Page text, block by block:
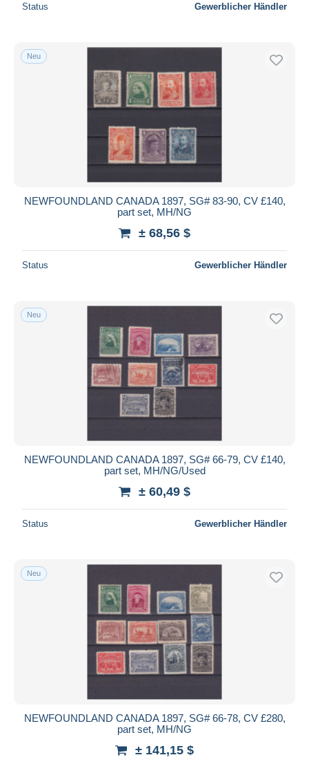
Status Gewerblicher Händler
Neu
NEWFOUNDLAND CANADA 1897, SG# 83-90, CV £140,
part set, MH/NG
± 68,56 $
Status Gewerblicher Händler
Neu
NEWFOUNDLAND CANADA 1897, SG# 66-79, CV £140,
part set, MH/NG/Used
± 60,49 $
Status Gewerblicher Händler
Neu
NEWFOUNDLAND CANADA 1897, SG# 66-78, CV £280,
part set, MH/NG
± 141,15 $